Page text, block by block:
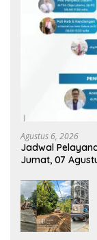
Agustus 6, 2026
Jadwal
Jumat, 07